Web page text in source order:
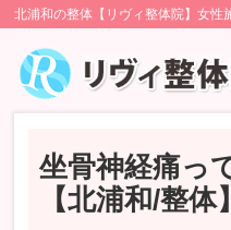
北浦和の整体【リヴィ整体院】女性
坐骨神経痛っ
【北浦和/整体】